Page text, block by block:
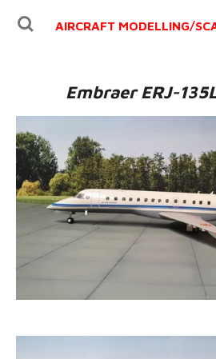
Ga
AIRCRAFT MODELLING/
Embraer ERJ-